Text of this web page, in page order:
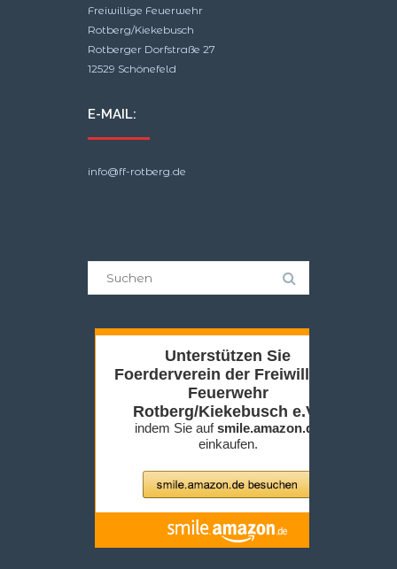
Freiwillige Feuerwehr
Rotberg/Kiekebusch
Rotberger Dorfstraße 27
12529 Schönefeld
E-MAIL:
info@ff-rotberg.de